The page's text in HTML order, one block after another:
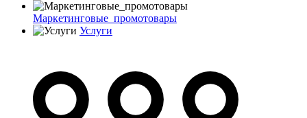
Маркетинговые_промотовары
Услуги